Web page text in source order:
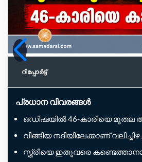
റിപ്പോര്‍ട്ട്
പ്രധാന വിവരങ്ങൾ
ഒഡിഷയിൽ 46-കാരിയെ മുതല
വീങ്ങിയ നദിയിലേക്കാണ്
സ്ത്രീയെ ഇതുവരെ